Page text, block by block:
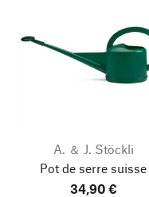
A. ＆ J. Stöckli
Pot de serre suisse
34,90 €